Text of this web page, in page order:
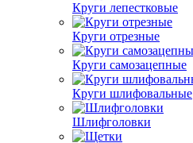
Круги лепестковые
Круги отрезные
Круги самозацепные
Круги шлифовальные
Шлифголовки